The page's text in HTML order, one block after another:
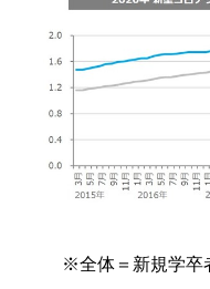
※全体＝新規学卒